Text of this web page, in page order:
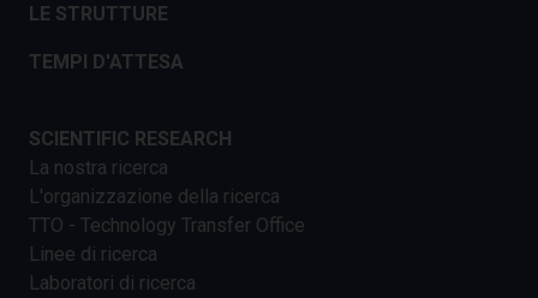
LE STRUTTURE
TEMPI D'ATTESA
SCIENTIFIC RESEARCH
La nostra ricerca
L'organizzazione della ricerca
TTO - Technology Transfer Office
Linee di ricerca
Laboratori di ricerca